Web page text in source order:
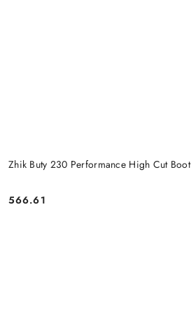
Zhik Buty 230 Performance High Cut Boot
Cena:
566.61